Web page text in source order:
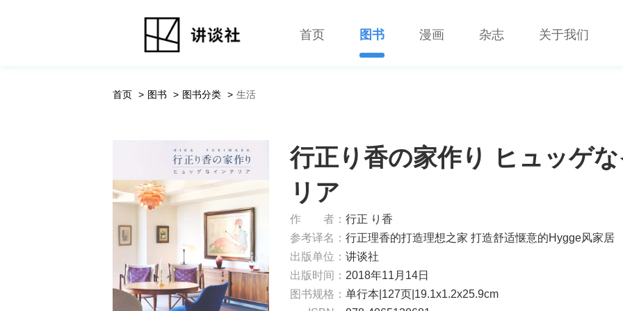
首页 图书 漫画 杂志 关于我们
首页 图书 图书分类 生活
行正り香の家作り ヒュッゲ
リア
作 者： 行正 り香
参考译名： 行正理香的打造理想之家 打造舒适惬意的Hygge风家居
出版单位： 讲谈社
出版时间： 2018年11月14日
图书规格： 单行本|127页|19.1x1.2x25.9cm